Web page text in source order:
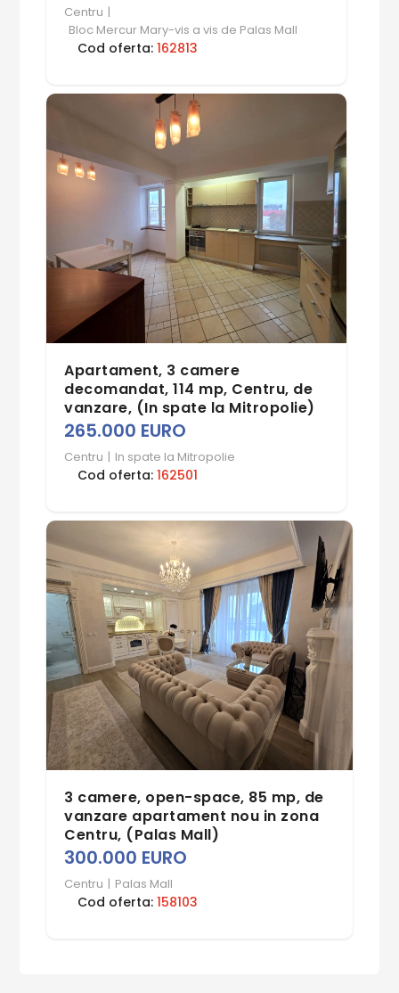
Centru |
Bloc Mercur Mary-vis a vis de Palas Mall
Cod oferta:162813
Apartament, 3 camere
decomandat, 114 mp, Centru, de
vanzare, (In spate la Mitropolie)
265.000 EURO
Centru | In spate la Mitropolie
Cod oferta:162501
3 camere, open-space, 85 mp, de
vanzare apartament nou in zona
Centru, (Palas Mall)
300.000 EURO
Centru | Palas Mall
Cod oferta:158103